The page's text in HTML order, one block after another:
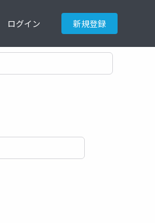
ログイン 新規登録